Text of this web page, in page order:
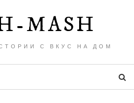
MASH
С ВКУС НА ДОМ